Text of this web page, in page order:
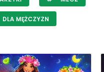
DLA MĘŻCZYZN